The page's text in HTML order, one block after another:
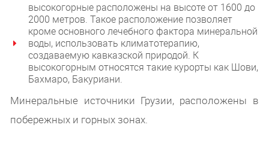
высокогорные расположены на высоте от 1600 до
2000 метров. Такое расположение позволяет
кроме основного лечебного фактора минеральной
воды, использовать климатотерапию,
создаваемую кавказской природой. К
высокогорным относятся такие курорты как Шови,
Бахмаро, Бакуриани.
Минеральные источники Грузии, расположены в
побережных и горных зонах.